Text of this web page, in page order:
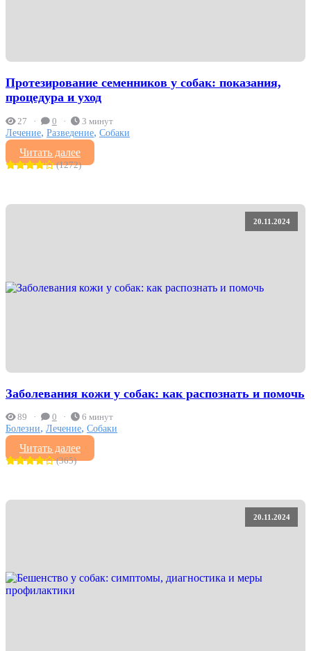
Протезирование семенников у собак: показания,
процедура и уход
27 0 3 минут
Лечение, Разведение, Собаки
Читать далее
(1272)
20.11.2024
Заболевания кожи у собак: как распознать и помочь
89 0 6 минут
Болезни, Лечение, Собаки
Читать далее
(365)
20.11.2024